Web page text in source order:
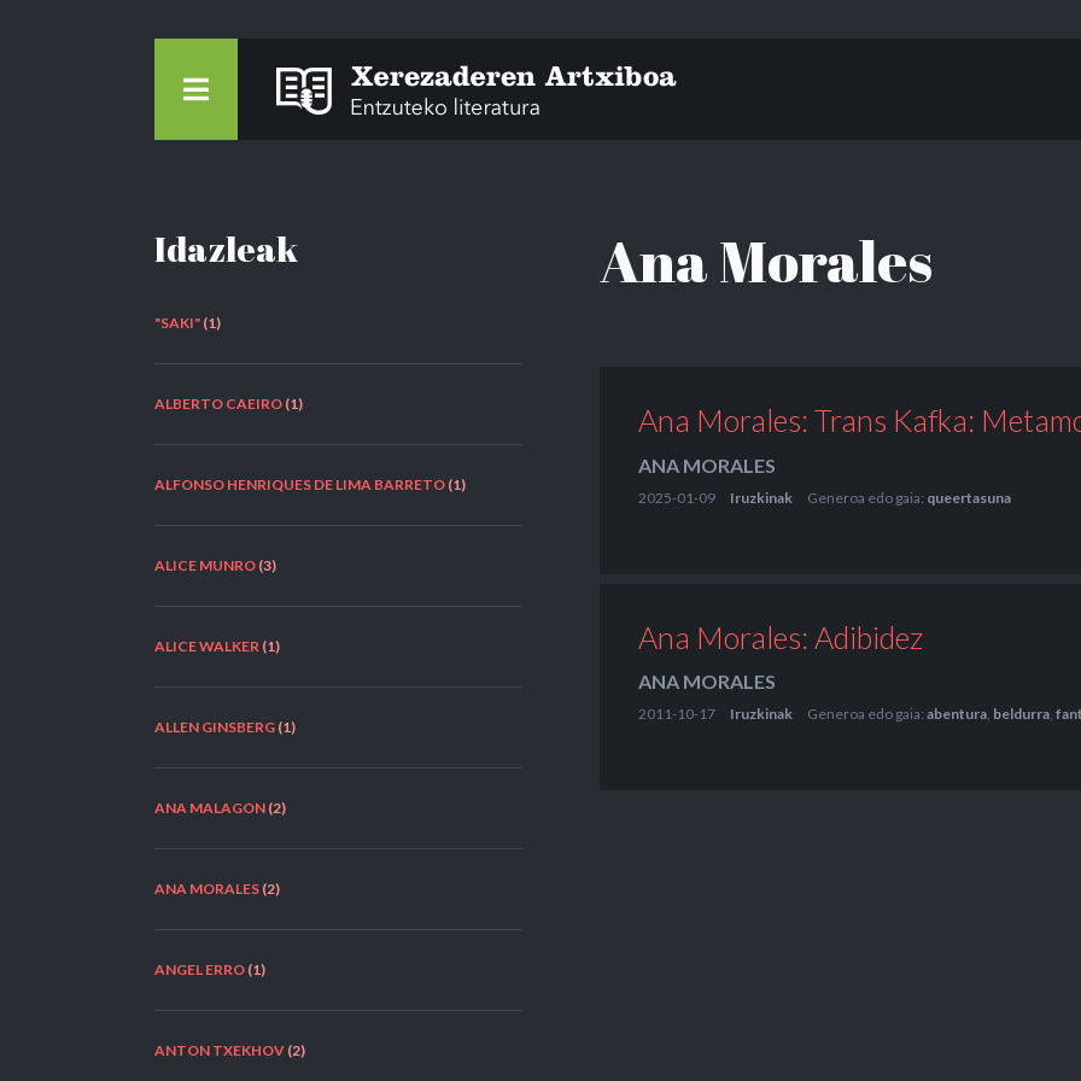
Idazleak
"SAKI" (1)
ALBERTO CAEIRO (1)
ALFONSO HENRIQUES DE LIMA BARRETO (1)
ALICE MUNRO (3)
ALICE WALKER (1)
ALLEN GINSBERG (1)
ANA MALAGON (2)
ANA MORALES (2)
ANGEL ERRO (1)
ANTON TXEKHOV (2)
Ana Morales
Ana Morales: Trans Kafka:
ANA MORALES
2025-01-09 Iruzkinak Generoa edo gaia: queertasuna
Ana Morales: Adibidez
ANA MORALES
2011-10-17 Iruzkinak Generoa edo gaia: abentura, beldurra,